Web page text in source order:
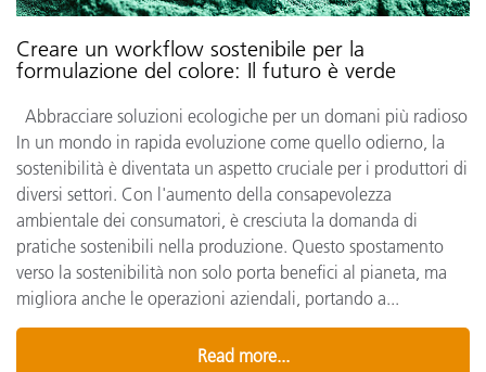
Creare un workflow sostenibile per la
formulazione del colore: Il futuro è verde
Abbracciare soluzioni ecologiche per un domani più radioso
In un mondo in rapida evoluzione come quello odierno, la
sostenibilità è diventata un aspetto cruciale per i produttori di
diversi settori. Con l'aumento della consapevolezza
ambientale dei consumatori, è cresciuta la domanda di
pratiche sostenibili nella produzione. Questo spostamento
verso la sostenibilità non solo porta benefici al pianeta, ma
migliora anche le operazioni aziendali, portando a...
Read more...